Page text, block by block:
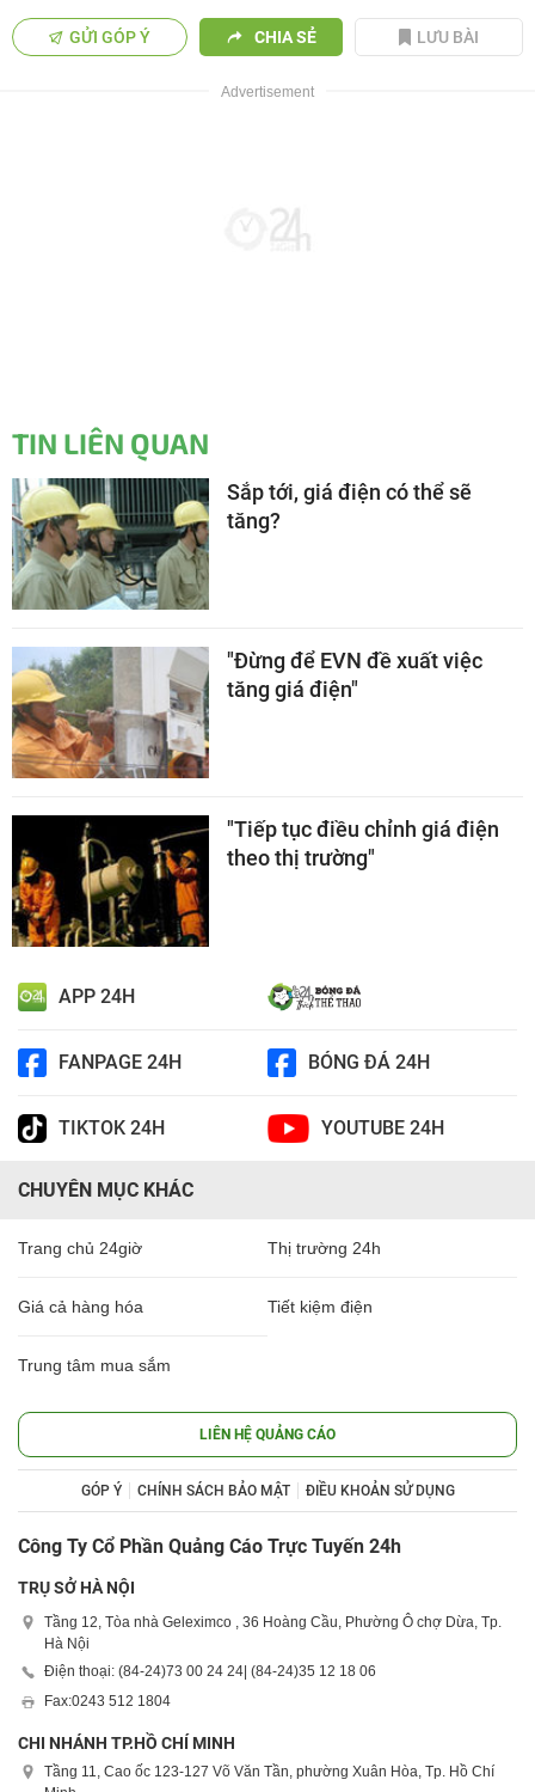
GỬI GÓP Ý CHIA SẺ LƯU BÀI
TIN LIÊN QUAN
Sắp tới, giá điện có thể sẽ
tăng?
"Đừng để EVN đề xuất việc
tăng giá điện"
"Tiếp tục điều chỉnh giá điện
theo thị trường"
APP 24H
FANPAGE 24H BÓNG ĐÁ 24H
TIKTOK 24H YOUTUBE 24H
CHUYÊN MỤC KHÁC
Trang chủ 24giờ Thị trường 24h
Giá cả hàng hóa Tiết kiệm điện
Trung tâm mua sắm
LIÊN HỆ QUẢNG CÁO
GÓP Ý CHÍNH SÁCH BẢO MẬT ĐIỀU KHOẢN SỬ DỤNG
Công Ty Cổ Phần Quảng Cáo Trực Tuyến 24h
TRỤ SỞ HÀ NỘI
Tầng 12, Tòa nhà Geleximco , 36 Hoàng Cầu, Phường Ô chợ Dừa, Tp.
Hà Nội
Điện thoại: (84-24)73 00 24 24| (84-24)35 12 18 06
Fax:0243 512 1804
CHI NHÁNH TP.HỒ CHÍ MINH
Tầng 11, Cao ốc 123-127 Võ Văn Tần, phường Xuân Hòa, Tp. Hồ Chí